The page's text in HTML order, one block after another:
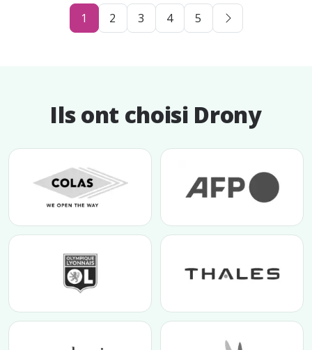
1 2 3 4 5
Ils ont choisi Drony